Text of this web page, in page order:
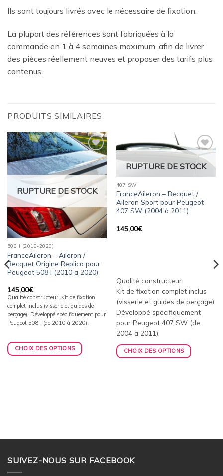
Ils sont toujours livrés avec le nécessaire de fixation.
La plupart des références sont fabriquées à la
commande en 1 à 4 semaines maximum, afin de livrer
des pièces réellement neuves et proposer des tarifs plus
contenus.
PRODUITS SIMILAIRES
Ajouter
à la
wishlist
RUPTURE DE STOCK
508 I (2010-2020)
FranceAileron – Aileron /
Becquet Origine Replica pour
Peugeot 508 I (2010 à 2020)
145,00€
Qualité constructeur. Kit de fixation
complet inclus (visserie et guides de
perçage). Développé spécifiquement pour
Peugeot 508 I (de 2010 à 2020).
CHOIX DES OPTIONS
Ajouter
à la
wishlist
RUPTURE DE STOCK
407 SW
FranceAileron – Becquet /
Aileron Sport pour Peugeot
407 SW (2004 à 2011)
145,00€
Qualité constructeur.
Kit de fixation complet inclus
(visserie et guides de perçage).
Développé spécifiquement
pour Peugeot 407 SW (de
2004 à 2011).
CHOIX DES OPTIONS
SUIVEZ-NOUS SUR FACEBOOK